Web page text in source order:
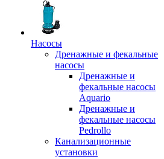
Насосы
Дренажные и фекальные
насосы
Дренажные и
фекальные насосы
Aquario
Дренажные и
фекальные насосы
Pedrollo
Канализационные
установки